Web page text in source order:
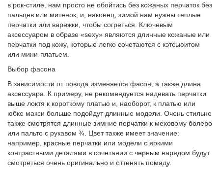
в рок-стиле, нам просто не обойтись без кожаных перчаток без
пальцев или митенок; и, наконец, зимой нам нужны теплые
перчатки или варежки, чтобы согреться. Ключевым
аксессуаром в образе «sexy» являются длинные кожаные или
перчатки под кожу, которые легко сочетаются с кэтсьюитом
или мини-платьем.
Выбор фасона
В зависимости от повода изменяется фасон, а также длина
аксессуара. К примеру, не рекомендуется надевать перчатки
выше локтя к короткому платью и, наоборот, к платью или
юбке макси больше подойдут длинные модели. Очень стильно
также смотрятся длинные зимние перчатки к меховому болеро
или пальто с рукавом ¾. Цвет также имеет значение:
например, красные перчатки или модели с яркими
контрастными деталями в сочетании с черным нарядом будут
смотреться очень оригинально и оттенять помаду.